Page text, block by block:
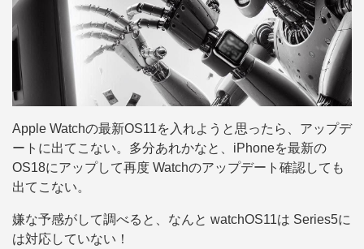
Apple Watchの最新OS11を入れようと思ったら、アップデ
ートに出てこない。多分あれかなと、iPhoneを最新の
OS18にアップして再度 Watchのアップデート確認しても
出てこない。
嫌な予感がして調べると、なんと watchOS11は Series5に
は対応していない！